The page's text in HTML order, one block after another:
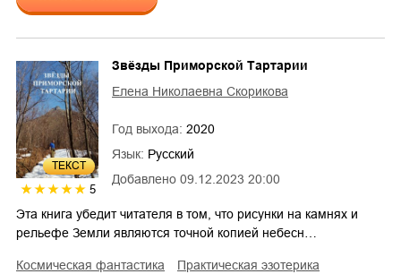
ТЕКСТ
5
Добавлено 09.12.2023 20:00
Звёзды Приморской Тартарии
Елена Николаевна Скорикова
Год выхода: 2020
Язык: Русский
Эта книга убедит читателя в том, что рисунки на камнях и
рельефе Земли являются точной копией небесн…
космическая фантастика
практическая эзотерика